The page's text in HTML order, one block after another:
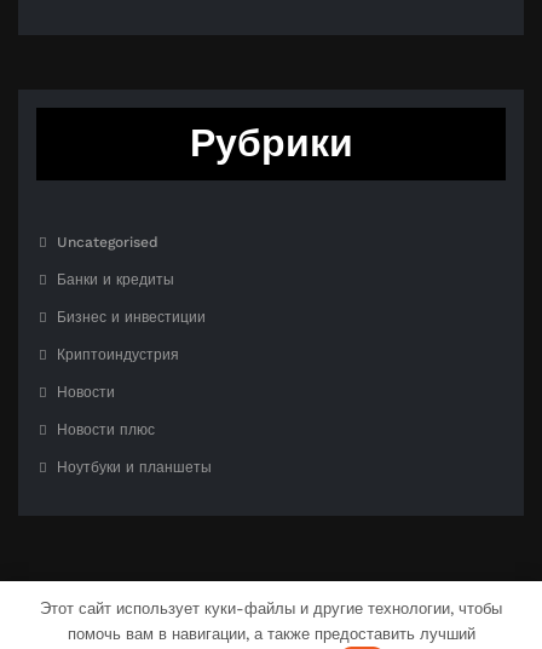
Рубрики
Uncategorised
Банки и кредиты
Бизнес и инвестиции
Криптоиндустрия
Новости
Новости плюс
Ноутбуки и планшеты
С гордостью созлано наWordPress| Тема:CloudPress Dark
Этот сайт использует куки-файлы и другие технологии, чтобы
помочь вам в навигации, а также предоставить лучший